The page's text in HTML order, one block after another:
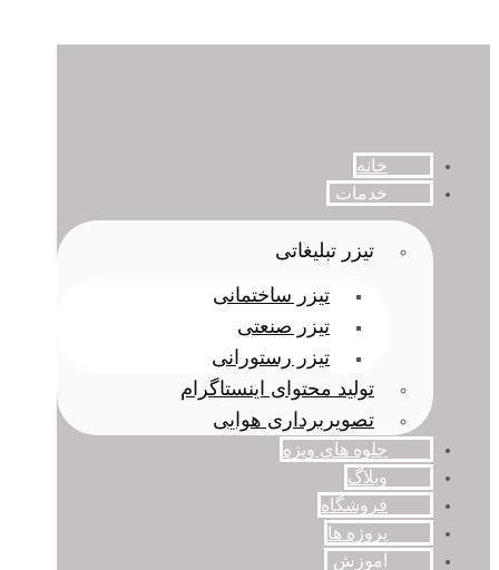
خانه
خدمات
تیزر تبلیغاتی
تیزر ساختمانی
تیزر صنعتی
تیزر رستورانی
تولید محتوای اینستاگرام
تصویربرداری هوایی
جلوه های ویژه
وبلاگ
فروشگاه
پروژه ها
آموزش